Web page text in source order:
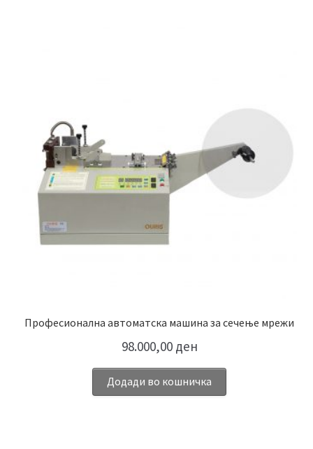
Професионална автоматска машина за сечење мрежи
98.000,00 ден
Додади во кошничка